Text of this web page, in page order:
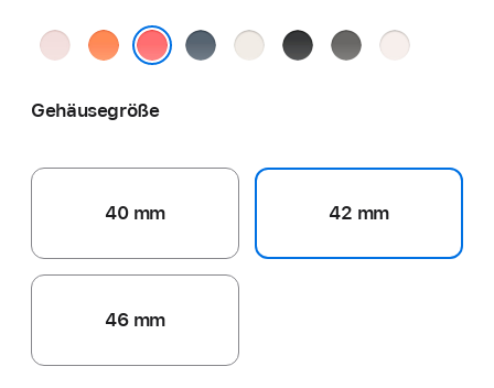
HellrosaClementine MaritimblauPolarsternSchwarzSteingrauBlassrosa
Gehäusegröße
40 mm 42 mm
46 mm